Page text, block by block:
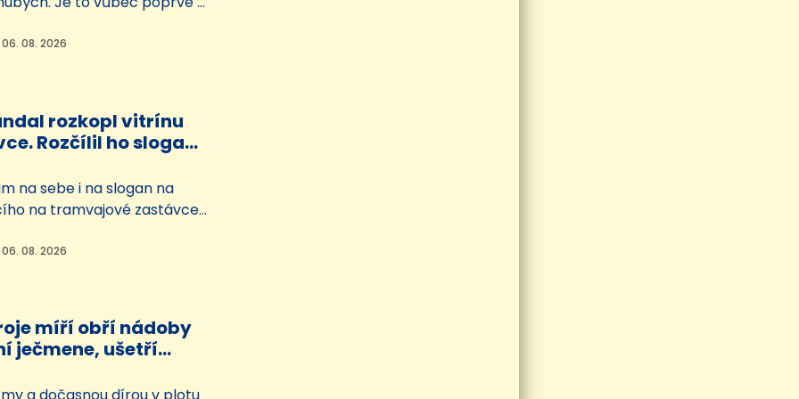
zatím nevědí, zda
08. 2026
rozkopl vitrínu
Rozčílil ho slogan
na sebe i na slogan na
na tramvajové zastávce
muž sebral a odjel
všiml projíždějící řidič a
08. 2026
míří obří nádoby
ječmene, ušetří
a dočasnou dírou v plotu